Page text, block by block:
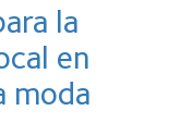
la
en
moda